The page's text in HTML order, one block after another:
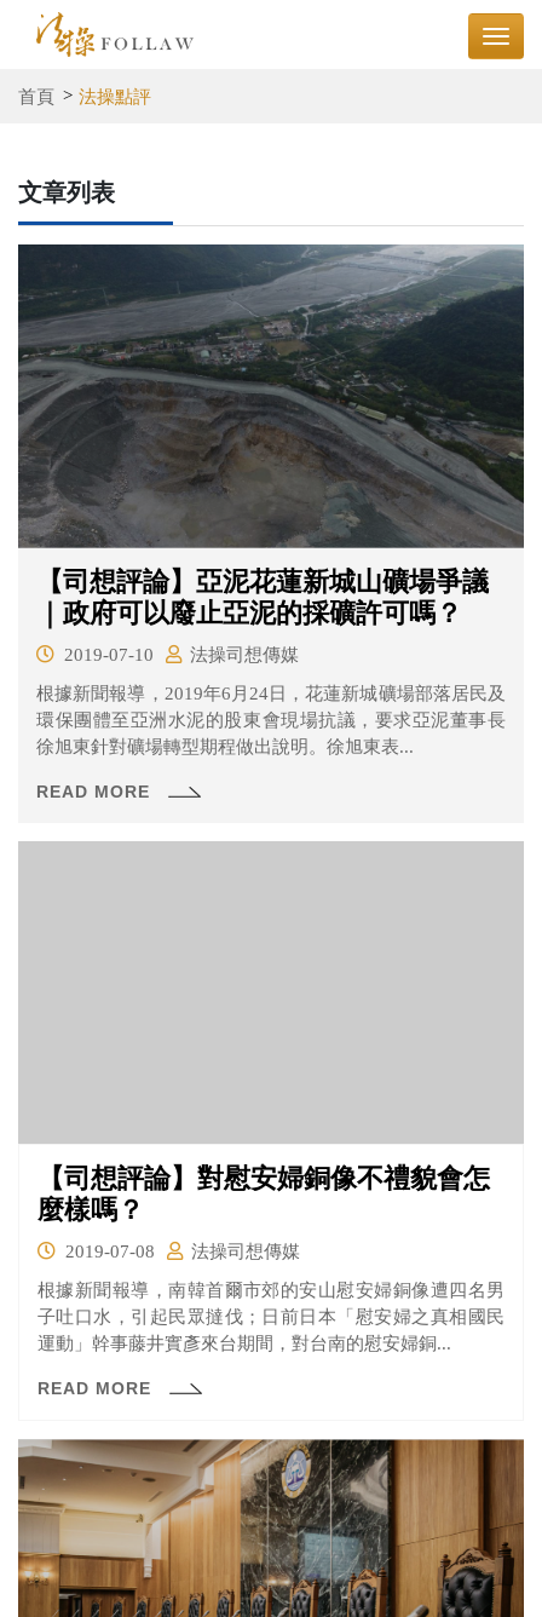
首頁 法操點評
文章列表
【司想評論】亞泥花蓮新城山礦場爭議
｜政府可以廢止亞泥的採礦許可嗎？
2019-07-10
法操司想傳媒
根據新聞報導，2019年6月24日，花蓮新城礦場部落居民及
環保團體至亞洲水泥的股東會現場抗議，要求亞泥董事長
徐旭東針對礦場轉型期程做出說明。徐旭東表...
READ MORE
【司想評論】對慰安婦銅像不禮貌會怎
麼樣嗎？
2019-07-08
法操司想傳媒
根據新聞報導，南韓首爾市郊的安山慰安婦銅像遭四名男
子吐口水，引起民眾撻伐；日前日本「慰安婦之真相國民
運動」幹事藤井實彥來台期間，對台南的慰安婦銅...
READ MORE